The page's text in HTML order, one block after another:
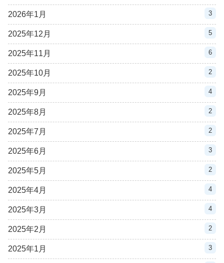
2026年1月 3
2025年12月 5
2025年11月 6
2025年10月 2
2025年9月 4
2025年8月 2
2025年7月 2
2025年6月 3
2025年5月 2
2025年4月 4
2025年3月 4
2025年2月 2
2025年1月 3